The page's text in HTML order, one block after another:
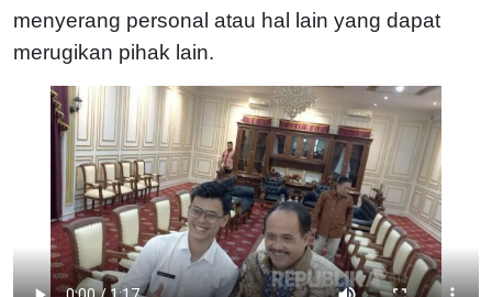
menyerang personal atau hal lain yang dapat
merugikan pihak lain.